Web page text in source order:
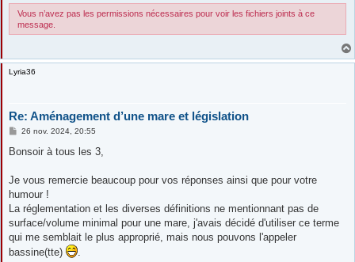
e
Vous n’avez pas les permissions nécessaires pour voir les fichiers joints à ce
message.
Lyria36
Re: Aménagement d’une mare et législation
M
s
g
26 nov. 2024, 20:55
Bonsoir à tous les 3,
Je vous remercie beaucoup pour vos réponses ainsi que pour votre
humour !
La réglementation et les diverses définitions ne mentionnant pas de
surface/volume minimal pour une mare, j'avais décidé d'utiliser ce terme
qui me semblait le plus approprié, mais nous pouvons l'appeler
bassine(tte)
.